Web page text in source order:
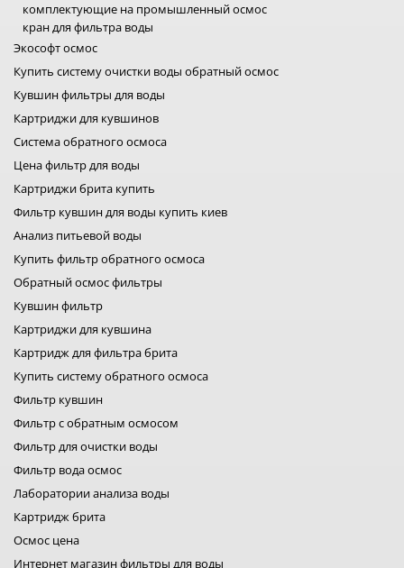
Системы очистки воды промышленные
Ультрафиолетовые фильтры для воды
Умягчители, обезжелезиватели, угольные колонны
Фильтры кувшины
Фильтры на кран
Фильтры от накипи для бытовой техники
комплектующие на промышленный осмос
кран для фильтра воды
насосы для осмоса промышленного
фитинги для фильтра воды
средства для ухода за водой бассейна
система очистки воды для квартиры
картриджи фильтр для воды
картридж для фильтра кувшина
купить мембрану обратного осмоса
фильтры big blue
картридж на воду slim 20
засыпки для фильтров воды
картридж аквафор
фильтр для воды барьер
фильтр наша вода
ecosoft фильтры
фильтра воды для дома
фильтры для воды aqualine
атлас фильтры
купить фильтр для воды атолл
bluefilters картриджи
картриджи брита
фильтры для воды bwt
фильтры filter1
лидер фильтр
лидер комфорт
фильтры для воды organic
фильтры raifil
магнитный фильтр для воды
фильтр обратного осмоса
аквафильтр осмос
озонатор воды купить
фильтры для воды походные
фильтры для воды проточный
фильтр механической очистки
самопромывной фильтр
дисковый фильтр для воды
промышленные фильтры для очистки воды
мембрана экософт
система от протечки воды
система очистки воды промышленные
ультрафиолетовая лампа для воды
фильтр обезжелезивания и умягчения воды
смягчитель для воды
угольный фильтр
фильтры для скважин
анализ воды
фильтр для воды кувшин
фильтр для воды на кран
фильтр от накипи
Экософт осмос
Купить систему очистки воды обратный осмос
Кувшин фильтры для воды
Картриджи для кувшинов
Система обратного осмоса
Цена фильтр для воды
Картриджи брита купить
Фильтр кувшин для воды купить киев
Анализ питьевой воды
Купить фильтр обратного осмоса
Обратный осмос фильтры
Кувшин фильтр
Картриджи для кувшина
Картридж для фильтра брита
Купить систему обратного осмоса
Фильтр кувшин
Фильтр с обратным осмосом
Фильтр для очистки воды
Фильтр вода осмос
Лаборатории анализа воды
Картридж брита
Осмос цена
Интернет магазин фильтры для воды